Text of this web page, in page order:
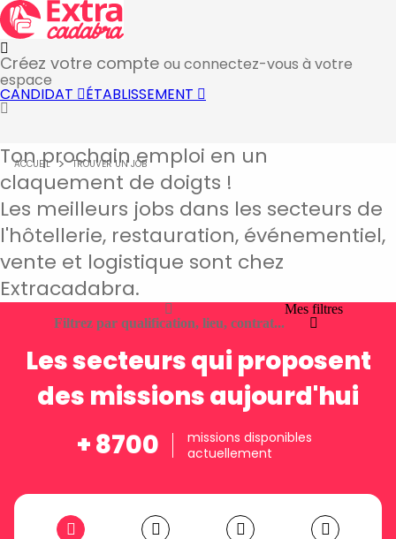
Créez votre compte ou connectez-vous à votre
espace
CANDIDAT ÉTABLISSEMENT
ACCUEIL TROUVER UN JOB
Ton prochain emploi en un
claquement de doigts !
Les meilleurs jobs dans les secteurs de
l'hôtellerie, restauration, événementiel,
vente et logistique sont chez
Extracadabra.
Filtrez par qualification, lieu, contrat...
Mes filtres
+ 8700
missions disponibles
actuellement
Les secteurs qui proposent
des missions aujourd'hui